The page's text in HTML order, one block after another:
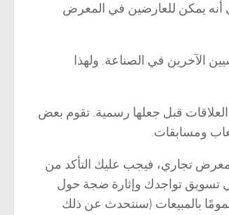
أنه يمكن للعارضين في المعرض
الآخرين في الصناعة. ولهذا
قبل جعلها رسمية. تقوم بعض
ومسابقات.
معرض تجاري، فيجب عليك التأكد من
تسويق تواجدك وإثارة ضجة حول
بالمبيعات (سنتحدث عن ذلك